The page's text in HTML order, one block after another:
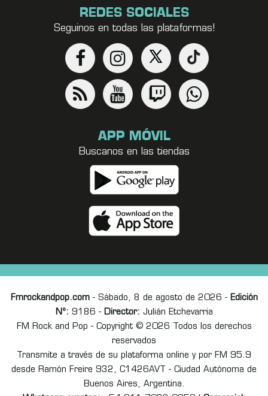
REDES SOCIALES
Seguinos en todas las plataformas!
APP MÓVIL
Buscanos en las tiendas
Fmrockandpop.com- Sábado, 8 de agosto de 2026 - Edición
Nº: 9186 - Director: Julián Etchevarria
FM Rock and Pop - Copyright © 2026 Todos los derechos
reservados
Transmite a través de su plataforma online y por FM 95.9
desde Ramón Freire 932, C1426AVT - Ciudad Autónoma de
Buenos Aires, Argentina.